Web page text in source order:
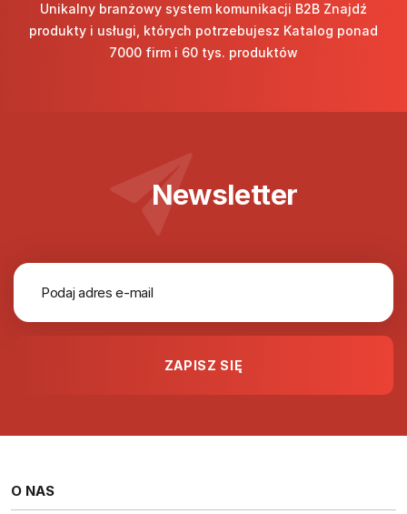
Unikalny branżowy system komunikacji B2B Znajdź
produkty i usługi, których potrzebujesz Katalog ponad
7000 firm i 60 tys. produktów
Newsletter
O NAS